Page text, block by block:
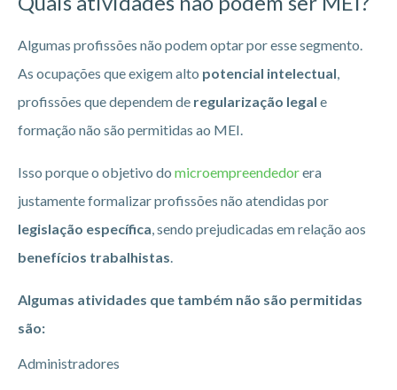
Algumas profissões não podem optar por esse segmento.
As ocupações que exigem alto potencial intelectual,
profissões que dependem de regularização legal e
formação não são permitidas ao MEI.
Isso porque o objetivo do microempreendedorera
justamente formalizar profissões não atendidas por
legislação específica, sendo prejudicadas em relação aos
benefícios trabalhistas.
Algumas atividades que também não são permitidas
são:
Administradores